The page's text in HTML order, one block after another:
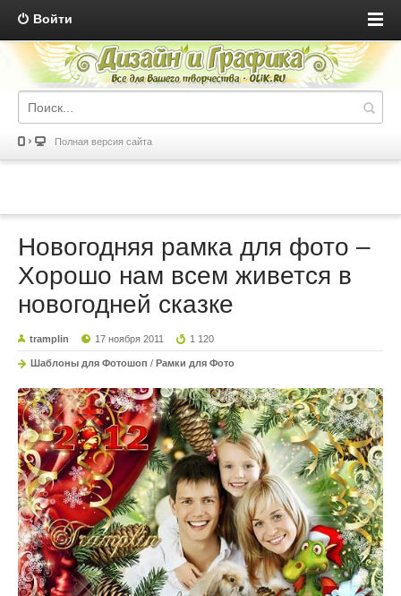
Войти
Полная версия сайта
Новогодняя рамка для фото –
Хорошо нам всем живется в
новогодней сказке
tramplin 17 ноября 2011 1 120
Шаблоны для Фотошоп / Рамки для Фото